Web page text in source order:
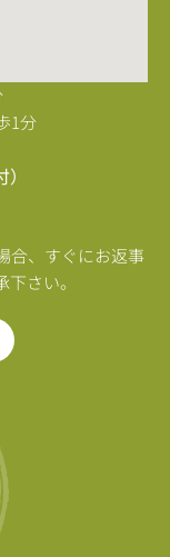
1分
合、すぐにお返事
さい。